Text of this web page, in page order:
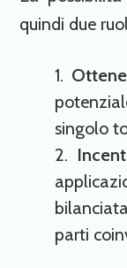
quindi due
singolo
parti